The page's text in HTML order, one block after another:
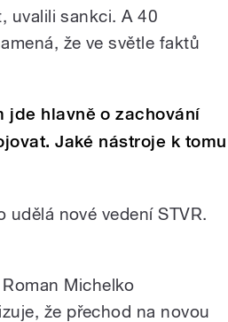
uvalili sankci. A 40
že ve světle faktů
jde hlavně o zachování
Jaké nástroje k tomu
nové vedení STVR.
Roman Michelko
že přechod na novou